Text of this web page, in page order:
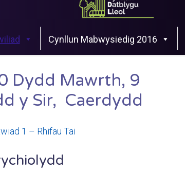
Cynllun Mabwysiedig 2016
Dydd Mawrth, 9
y Sir, Caerdydd
1 – Rhifau Tai